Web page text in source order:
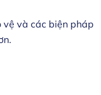
vệ và các biện pháp